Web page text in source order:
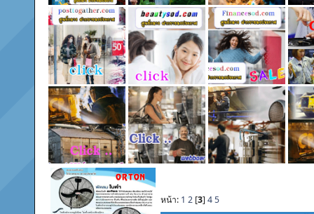
หน้า: 1 2 [3] 45